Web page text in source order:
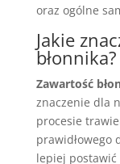
oraz ogólne
Jakie
błonnika?
Zawartość
znaczenie dla
procesie
prawidłowego
lepiej postawić